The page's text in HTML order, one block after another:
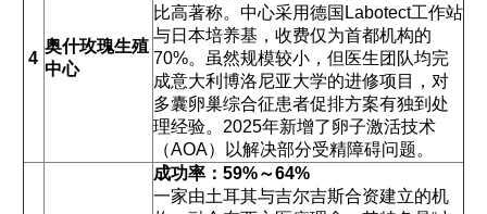
4
奥什玫瑰生殖
中心
比高著称。中心采用德国Labotect工作站
与日本培养基，收费仅为首都机构的
70%。虽然规模较小，但医生团队均完
成意大利博洛尼亚大学的进修项目，对
多囊卵巢综合征患者促排方案有独到处
理经验。2025年新增了卵子激活技术
（AOA）以解决部分受精障碍问题。
成功率：59%～64%
一家由土耳其与吉尔吉斯合资建立的机